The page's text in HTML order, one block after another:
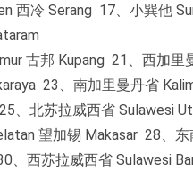
西冷 Serang 17、小巽他
古邦 Kupang 21、西加
23、南加里曼丹省
、北苏拉威西省 Sulawesi
望加锡 Makasar 28、
、西苏拉威西省 Sulawesi